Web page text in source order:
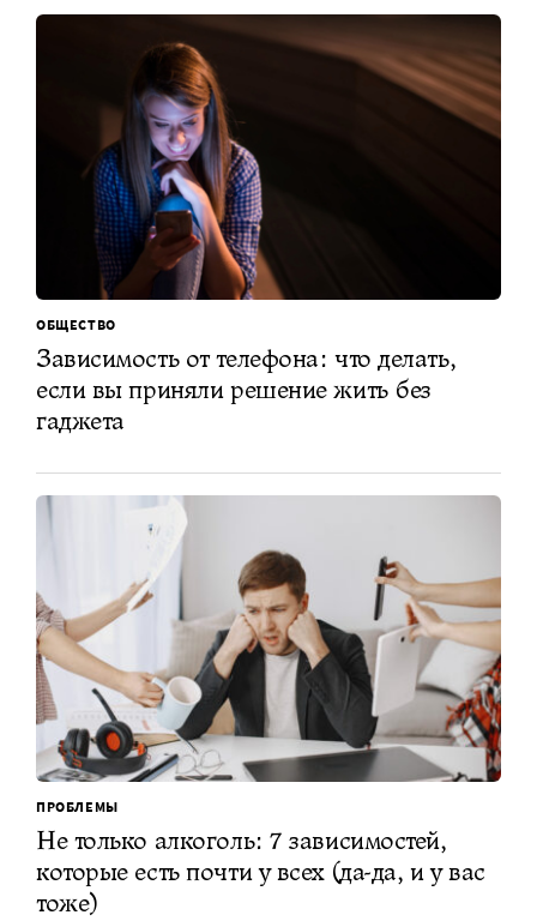
ОБЩЕСТВО
Зависимость от телефона: что делать,
если вы приняли решение жить без
гаджета
ПРОБЛЕМЫ
Не только алкоголь: 7 зависимостей,
которые есть почти у всех (да-да, и у вас
тоже)